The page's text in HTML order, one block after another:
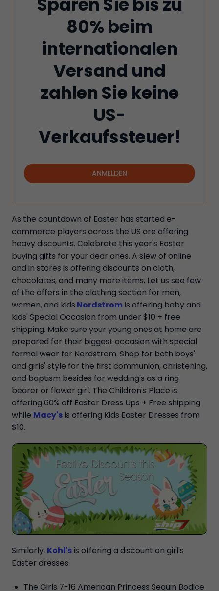
80% beim
internationalen
Versand und
zahlen Sie keine
US-
Verkaufssteuer!
ANMELDEN
As the countdown of Easter has started e-
commerce players across the US are offering
heavy discounts. Celebrate this year's Easter
buying gifts for your dear ones. A slew of online
and in stores is offering discounts on cloth,
chocolates, and many more items. Let us see few
of the offers in the clothing section for men,
women, and kids.Nordstrom is offering baby and
kids' Special Occasion from under $10 + free
shipping. Make sure your young ones at home are
prepared for their biggest occasion with special
formal wear for Nordstrom. Shop for both boys'
and girls' style for the first communion, christening,
and baptism besides for wedding's as a ring
bearer or flower girl. The Children's Place is
offering 60% off Easter Dress Ups + Free shipping
while Macy'sis offering Kids Easter Dresses from
$10.
Similarly, Kohl'sis offering a discount on girl's
Easter dresses.
The Girls 7-16 American Princess Sequin Bodice